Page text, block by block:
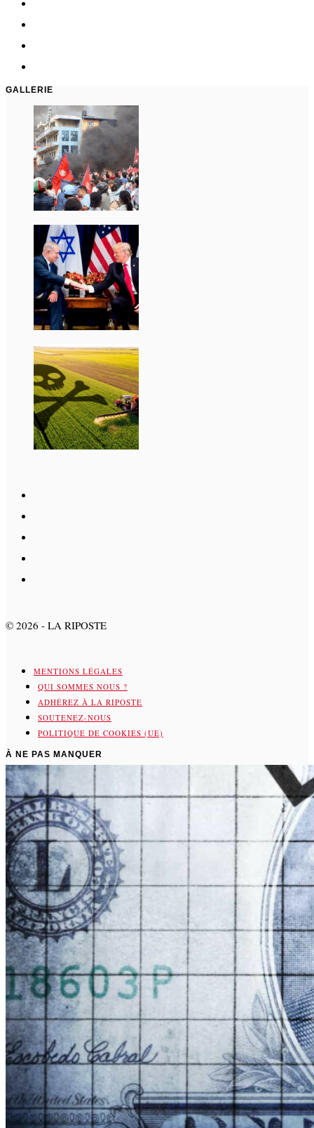
GALLERIE
© 2026 - LA RIPOSTE
MENTIONS LÉGALES
QUI SOMMES NOUS ?
ADHÉREZ À LA RIPOSTE
SOUTENEZ-NOUS
POLITIQUE DE COOKIES (UE)
À NE PAS MANQUER